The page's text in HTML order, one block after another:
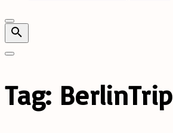
Tag: BerlinTrip